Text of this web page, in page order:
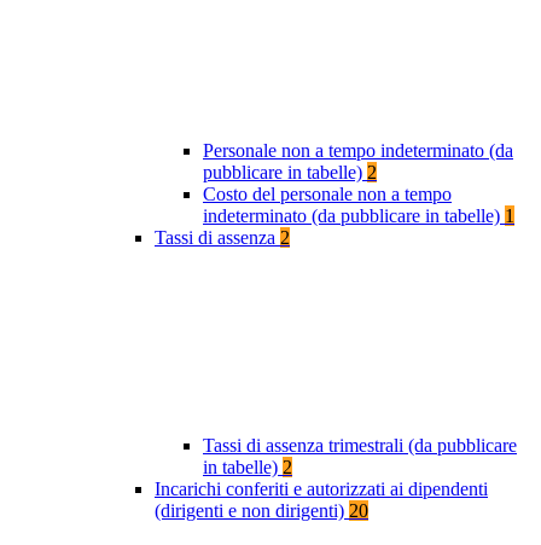
Personale non a tempo indeterminato (da
pubblicare in tabelle) 2
Costo del personale non a tempo
indeterminato (da pubblicare in tabelle) 1
Tassi di assenza 2
Tassi di assenza trimestrali (da pubblicare
in tabelle) 2
Incarichi conferiti e autorizzati ai dipendenti
(dirigenti e non dirigenti) 20